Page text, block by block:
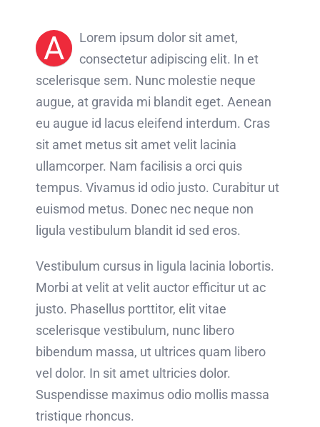
A
Lorem ipsum dolor sit amet,
consectetur adipiscing elit. In et
scelerisque sem. Nunc molestie neque
augue, at gravida mi blandit eget. Aenean
eu augue id lacus eleifend interdum. Cras
sit amet metus sit amet velit lacinia
ullamcorper. Nam facilisis a orci quis
tempus. Vivamus id odio justo. Curabitur ut
euismod metus. Donec nec neque non
ligula vestibulum blandit id sed eros.
Vestibulum cursus in ligula lacinia lobortis.
Morbi at velit at velit auctor efficitur ut ac
justo. Phasellus porttitor, elit vitae
scelerisque vestibulum, nunc libero
bibendum massa, ut ultrices quam libero
vel dolor. In sit amet ultricies dolor.
Suspendisse maximus odio mollis massa
tristique rhoncus.